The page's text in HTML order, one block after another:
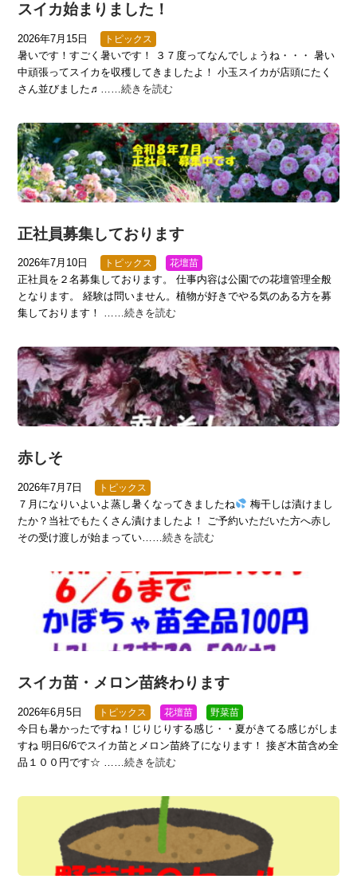
スイカ始まりました！
2026年7月15日 トピックス
暑いです！すごく暑いです！ ３７度ってなんでしょうね・・・ 暑い
中頑張ってスイカを収穫してきましたよ！ 小玉スイカが店頭にたく
さん並びました♬……続きを読む
正社員募集しております
2026年7月10日 トピックス 花壇苗
正社員を２名募集しております。 仕事内容は公園での花壇管理全般
となります。 経験は問いません。植物が好きでやる気のある方を募
集しております！ ……続きを読む
赤しそ
2026年7月7日 トピックス
７月になりいよいよ蒸し暑くなってきましたね
梅干しは漬けまし
たか？当社でもたくさん漬けましたよ！ ご予約いただいた方へ赤し
その受け渡しが始まってい……続きを読む
スイカ苗・メロン苗終わります
2026年6月5日 トピックス 花壇苗 野菜苗
今日も暑かったですね！じりじりする感じ・・夏がきてる感じがしま
すね 明日6/6でスイカ苗とメロン苗終了になります！ 接ぎ木苗含め全
品１００円です☆ ……続きを読む